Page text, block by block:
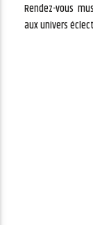
Rendez-vous
aux univers